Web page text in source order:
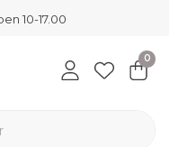
10-17.00
0